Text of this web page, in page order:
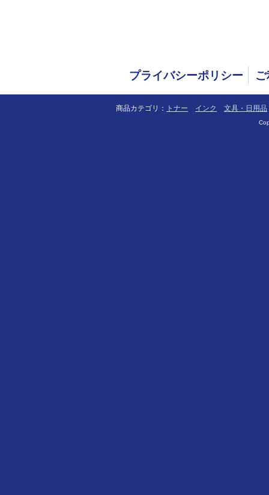
プライバシーポリシー
商品カテゴリ： トナー インク 文具・日用品